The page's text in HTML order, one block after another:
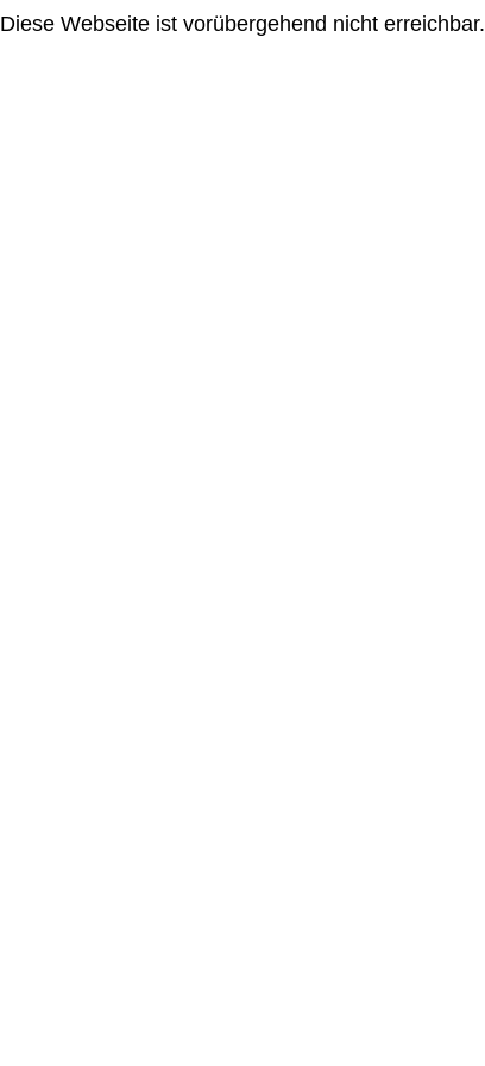
Diese Webseite ist vorübergehend nicht erreichbar.